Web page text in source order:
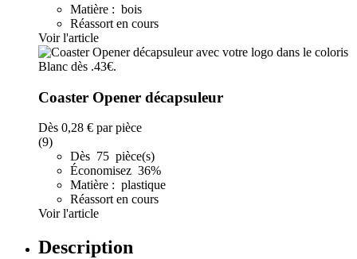
Matière : bois
Réassort en cours
Voir l'article
Coaster Opener décapsuleur
Dès 0,28 € par pièce
(9)
Dès 75 pièce(s)
Économisez 36%
Matière : plastique
Réassort en cours
Voir l'article
Description